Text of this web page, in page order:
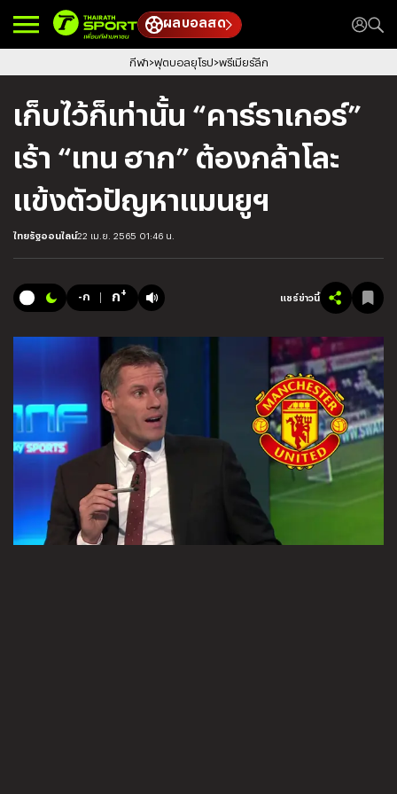
ผลบอลสด
กีฬา ฟุตบอลยุโรป พรีเมียร์ลีก
เก็บไว้ก็เท่านั้น “คาร์ราเกอร์”
เร้า “เทน ฮาก” ต้องกล้าโละ
แข้งตัวปัญหาแมนยูฯ
ไทยรัฐออนไลน์22 เม.ย. 2565 01:46 น.
-ก ก+ แชร์ข่าวนี้